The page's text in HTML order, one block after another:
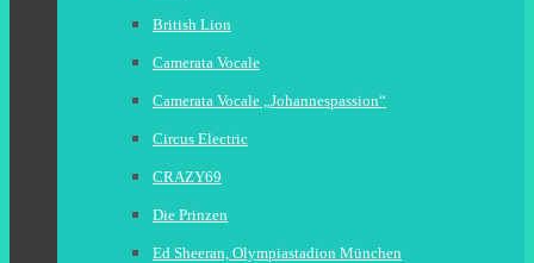
British Lion
Camerata Vocale
Camerata Vocale „Johannespassion“
Circus Electric
CRAZY69
Die Prinzen
Ed Sheeran, Olympiastadion München